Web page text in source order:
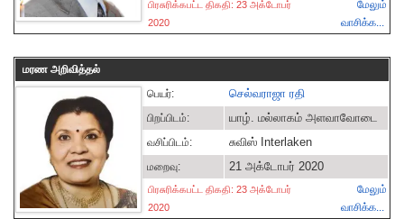
பிரசுரிக்கபட்ட திகதி: 23 அக்டோபர்
2020
மேலும்
வாசிக்க...
மரண அறிவித்தல்
பெயர்:
செல்வராஜா ரதி
பிறப்பிடம்: யாழ். மல்லாகம் அளவாவோடை
வசிப்பிடம்: சுவிஸ் Interlaken
மறைவு: 21 அக்டோபர் 2020
பிரசுரிக்கபட்ட திகதி: 23 அக்டோபர்
2020
மேலும்
வாசிக்க...